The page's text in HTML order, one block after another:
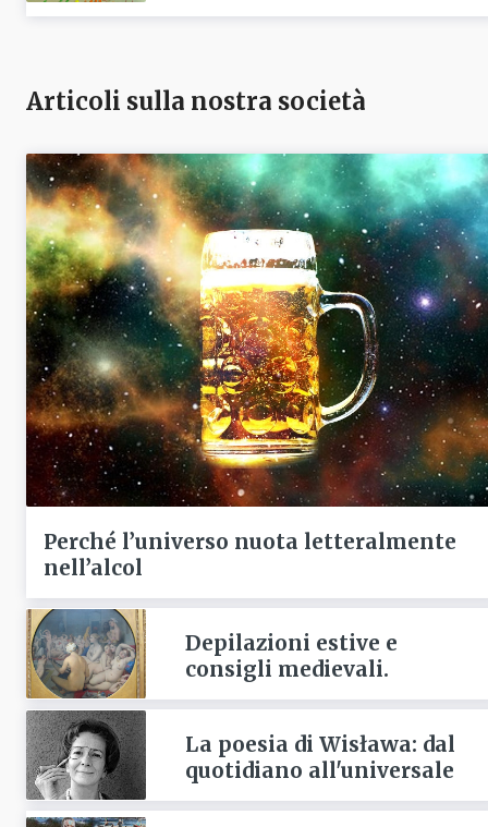
Articoli sulla nostra società
Perché l’universo nuota letteralmente
nell’alcol
Depilazioni estive e
consigli medievali.
La poesia di Wisława: dal
quotidiano all'universale